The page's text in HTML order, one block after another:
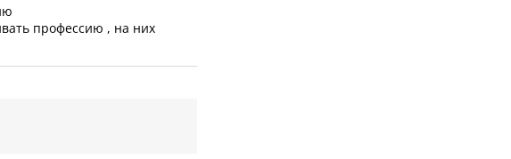
профессию , на них